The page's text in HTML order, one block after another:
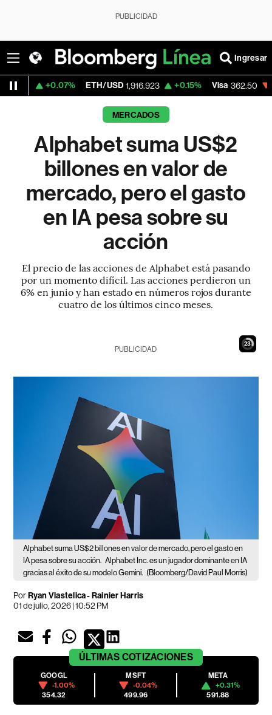
PUBLICIDAD
Ingresar
ETH/USD 1,916.923 +0.15% Visa 362.50 -2.15%
MERCADOS
Alphabet suma US$2
billones en valor de
mercado, pero el gasto
en IA pesa sobre su
acción
El precio de las acciones de Alphabet está pasando
por un momento difícil. Las acciones perdieron un
6% en junio y han estado en números rojos durante
cuatro de los últimos cinco meses.
22
PUBLICIDAD
Alphabet suma US$2 billones en valor de mercado, pero el gasto en
IA pesa sobre su acción. Alphabet Inc. es un jugador dominante en IA
gracias al éxito de su modelo Gemini. (Bloomberg/David Paul Morris)
PorRyan Vlastelica - Rainier Harris
01 de julio, 2026 | 10:52 PM
ÚLTIMAS COTIZACIONES
GOOGL
-1.00%
354.32
MSFT
-0.04%
499.96
META
+0.31%
591.88